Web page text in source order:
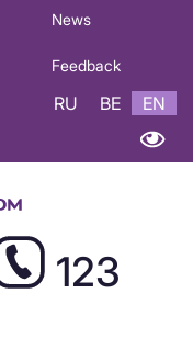
News
Feedback
RU BE EN
123